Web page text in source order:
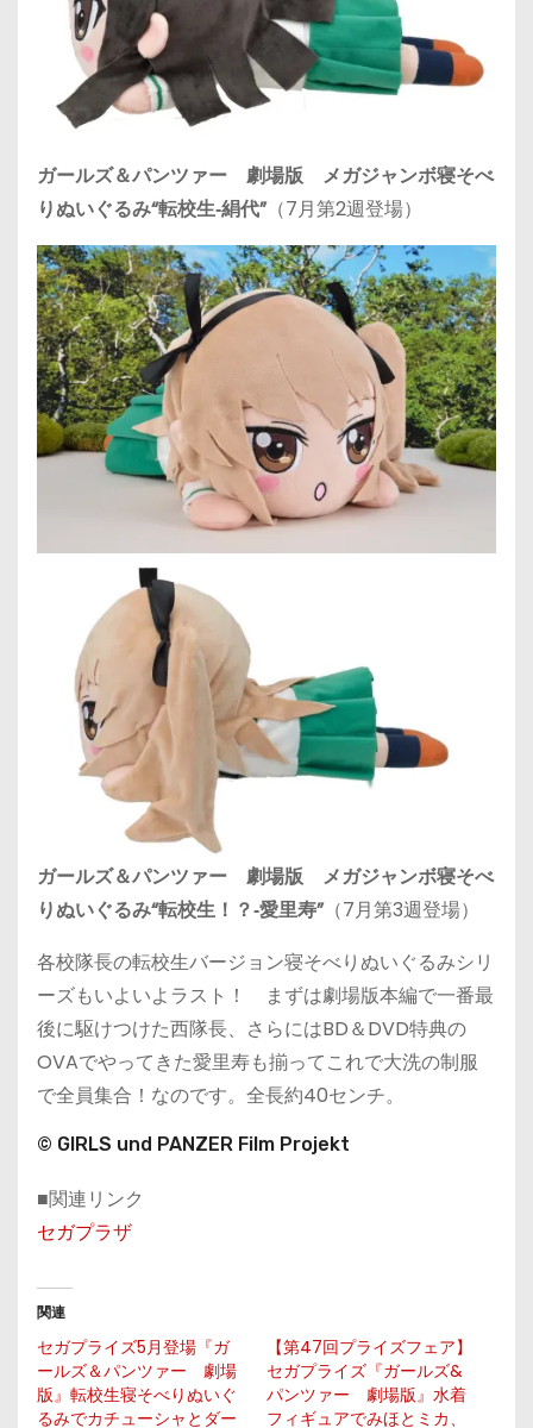
ガールズ＆パンツァー 劇場版 メガジャンボ寝そべ
りぬいぐるみ“転校生‐絹代”（7月第2週登場）
ガールズ＆パンツァー 劇場版 メガジャンボ寝そべ
りぬいぐるみ“転校生！？‐愛里寿”（7月第3週登場）
各校隊長の転校生バージョン寝そべりぬいぐるみシリ
ーズもいよいよラスト！ まずは劇場版本編で一番最
後に駆けつけた西隊長、さらにはBD＆DVD特典の
OVAでやってきた愛里寿も揃ってこれで大洗の制服
で全員集合！なのです。全長約40センチ。
© GIRLS und PANZER Film Projekt
■関連リンク
セガプラザ
関連
セガプライズ5月登場『ガ
ールズ＆パンツァー 劇場
版』転校生寝そべりぬいぐ
るみでカチューシャとダー
【第47回プライズフェア】
セガプライズ『ガールズ&
パンツァー 劇場版』水着
フィギュアでみほとミカ、